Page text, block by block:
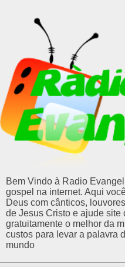
Bem Vindo à Radio
gospel na internet. Aqui
Deus com cânticos,
de Jesus Cristo e ajude
gratuitamente o melhor da
custos para levar a palavra
mundo